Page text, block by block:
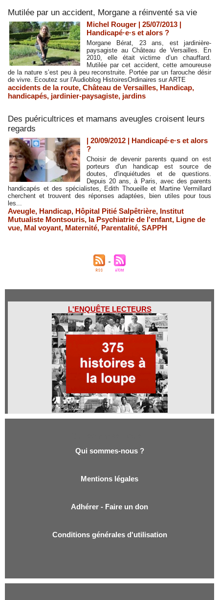
Mutilée par un accident, Morgane a réinventé sa vie
Michel Rouger | 25/07/2013 |
Handicapé·e·s et alors ?
Morgane Bérat, 23 ans, est jardinière-
paysagiste au Château de Versailles. En
2010, elle était victime d’un chauffard.
Mutilée par cet accident, cette amoureuse
de la nature s’est peu à peu reconstruite. Portée par un farouche désir
de vivre. Ecoutez sur l'Audioblog HistoiresOrdinaires sur ARTE
accidents de la route, Château de Versailles, Handicap,
handicapés, jardinier-paysagiste, jardins
Des puéricultrices et mamans aveugles croisent leurs
regards
| 20/09/2012 | Handicapé·e·s et alors
?
Choisir de devenir parents quand on est
porteurs d'un handicap est source de
doutes, d'inquiétudes et de questions.
Depuis 20 ans, à Paris, avec des parents
handicapés et des spécialistes, Edith Thoueille et Martine Vermillard
cherchent et trouvent des réponses adaptées, bien utiles pour tous
les...
Aveugle, Handicap, Hôpital Pitié Salpêtrière, Institut
Mutualiste Montsouris, la Psychiatrie de l'enfant, Ligne de
vue, Mal voyant, Maternité, Parentalité, SAPPH
L'ENQUÊTE LECTEURS
Qui sommes-nous ?
Mentions légales
Adhérer - Faire un don
Conditions générales d'utilisation